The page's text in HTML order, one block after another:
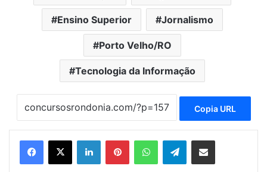
Ensino Superior Jornalismo
Porto Velho/RO
Tecnologia da Informação
Copia URL
LinkedinPinterestWhatsAppTelegramCompartilhar via e-mail